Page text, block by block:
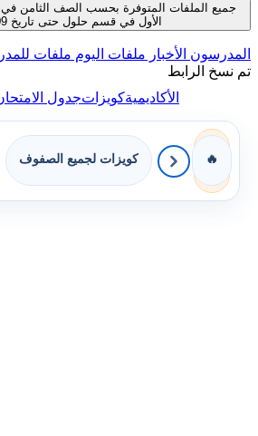
جميع الملفات المتوفرة بحسب الصف الثامن
الأول في قسم حلول حتى تاريخ 09-08-2026
الأخبارملفات اليومملفات
نسخ الرابط
الأكاديميةكويزاتجدول الامتحان
كويزات لجميع الصفوف